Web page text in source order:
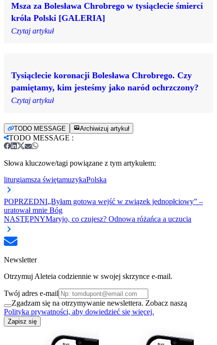
Msza za Bolesława Chrobrego w tysiąclecie śmierci
króla Polski [GALERIA]
Czytaj artykuł
Tysiąclecie koronacji Bolesława Chrobrego. Czy
pamiętamy, kim jesteśmy jako naród ochrzczony?
Czytaj artykuł
TODO MESSAGE Archiwizuj artykuł
TODO MESSAGE :
Słowa kluczowe/tagi powiązane z tym artykułem:
liturgiamsza świętamuzykaPolska
POPRZEDNI„Byłam gotowa wejść w związek jednopłciowy” –
uratował mnie Bóg
NASTĘPNYMaryjo, co czujesz? Odnowa różańca a uczucia
Newsletter
Otrzymuj Aleteia codziennie w swojej skrzynce e-mail.
Twój adres e-mail
Zgadzam się na otrzymywanie newslettera. Zobacz naszą
Polityka prywatności, aby dowiedzieć się więcej.
Zapisz się